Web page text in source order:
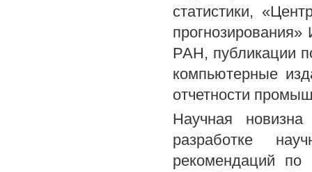
статистики,
прогнозирования»
РАН, публикации
компьютерные
отчетности
Научная новизна
разработке
рекомендаций по